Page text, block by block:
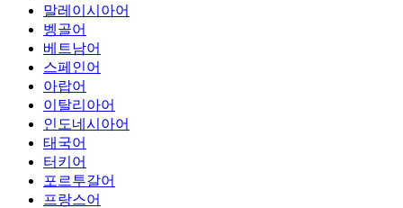
말레이시아어
벵골어
베트남어
스페인어
아랍어
이탈리아어
인도네시아어
태국어
터키어
포르투갈어
프랑스어